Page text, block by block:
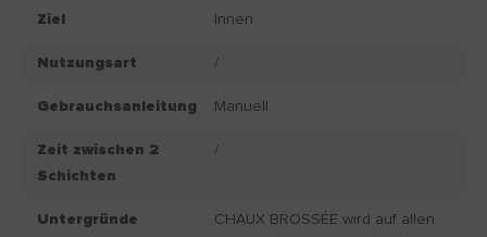
Ziel Innen
Nutzungsart /
Gebrauchsanleitung Manuell
Zeit zwischen 2
Schichten
/
Untergründe
CHAUX BROSSÉE wird auf allen